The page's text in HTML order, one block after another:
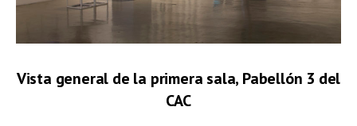
Vista general de la primera sala, Pabellón 3 del
CAC